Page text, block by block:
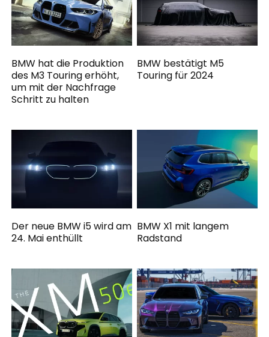
BMW hat die Produktion
des M3 Touring erhöht,
um mit der Nachfrage
Schritt zu halten
BMW bestätigt M5
Touring für 2024
Der neue BMW i5 wird am
24. Mai enthüllt
BMW X1 mit langem
Radstand